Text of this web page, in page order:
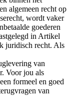
algemeen recht op
wordt vaker
goederen
in Artikel
juridisch recht. Als
van
Voor jou als
formeel en goed
van